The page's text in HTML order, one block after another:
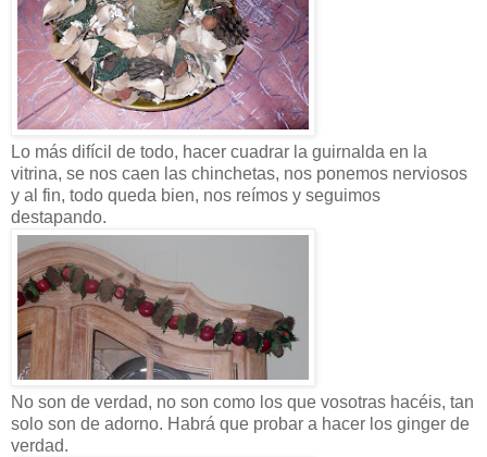
Lo más difícil de todo, hacer cuadrar la guirnalda en la
vitrina, se nos caen las chinchetas, nos ponemos nerviosos
y al fin, todo queda bien, nos reímos y seguimos
destapando.
No son de verdad, no son como los que vosotras hacéis, tan
solo son de adorno. Habrá que probar a hacer los ginger de
verdad.